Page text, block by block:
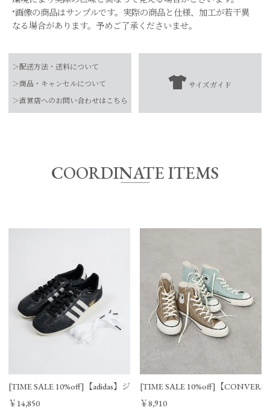
*画像の商品はサンプルです。実際の商品と仕様、加工が若干異
なる場合があります。予めご了承くださいませ。
品番 0325110033
素材
本体：ナイロン×レザー
メッシュ：綿100%
原産国
スロバキア
37
23.0～23.5㎝
38
23.5～24.0㎝
【お届け希望日につきまして】
予めご了承くださいませ。
＞配送方法・送料について
＞商品・キャンセルについて
＞直営店へのお問い合わせはこちら
サイズガイド
COORDINATE ITEMS
[TIME SALE 10%off]【adidas】ジャパンモデルスニーカー-JAPAN /
￥14,850
[TIME SALE 10%off]【
￥8,910